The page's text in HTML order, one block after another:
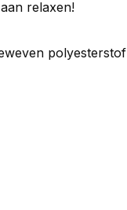
relaxen!
polyesterstof